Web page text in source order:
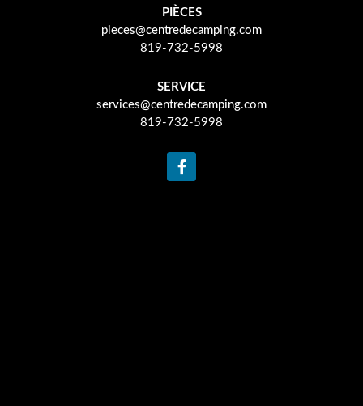
PIÈCES
pieces@centredecamping.com
819-732-5998
SERVICE
services@centredecamping.com
819-732-5998
F